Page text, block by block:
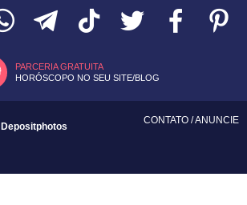
PARCERIA GRATUITA
HORÓSCOPO NO SEU SITE/BLOG
Depositphotos
CONTATO /ANUNCIE